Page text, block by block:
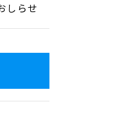
しらせ